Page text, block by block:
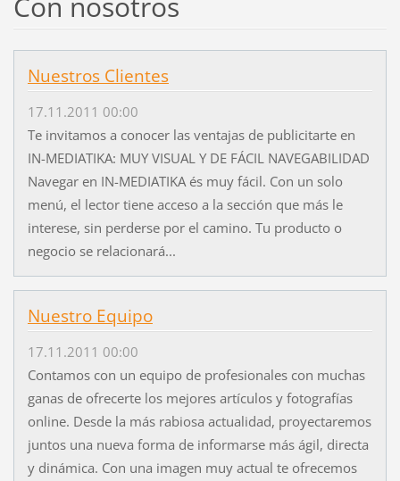
Nuestros Clientes
17.11.2011 00:00
Te invitamos a conocer las ventajas de publicitarte en
IN-MEDIATIKA: MUY VISUAL Y DE FÁCIL NAVEGABILIDAD
Navegar en IN-MEDIATIKA és muy fácil. Con un solo
menú, el lector tiene acceso a la sección que más le
interese, sin perderse por el camino. Tu producto o
negocio se relacionará...
Nuestro Equipo
17.11.2011 00:00
Contamos con un equipo de profesionales con muchas
ganas de ofrecerte los mejores artículos y fotografías
online. Desde la más rabiosa actualidad, proyectaremos
juntos una nueva forma de informarse más ágil, directa
y dinámica. Con una imagen muy actual te ofrecemos